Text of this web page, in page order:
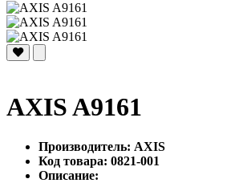
AXIS A9161
Производитель: AXIS
Код товара: 0821-001
Описание: